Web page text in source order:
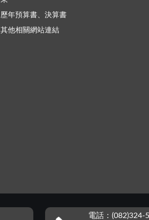
歷年預算書、決算書
其他相關網站連結
電話：(082)324-